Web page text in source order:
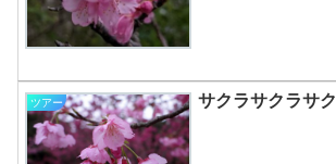
ツアー サクラサクラサク